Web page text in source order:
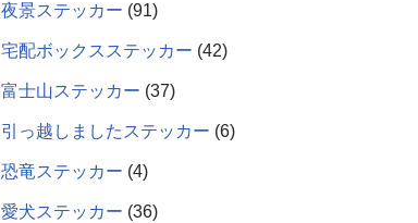
夜景ステッカー 91
宅配ボックスステッカー 42
富士山ステッカー 37
引っ越しましたステッカー 6
恐竜ステッカー 4
愛犬ステッカー 36